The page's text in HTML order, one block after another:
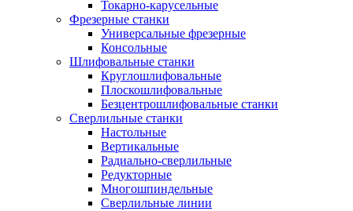
Токарно-карусельные
Фрезерные станки
Универсальные фрезерные
Консольные
Шлифовальные станки
Круглошлифовальные
Плоскошлифовальные
Безцентрошлифовальные станки
Сверлильные станки
Настольные
Вертикальные
Радиально-сверлильные
Редукторные
Многошпиндельные
Сверлильные линии